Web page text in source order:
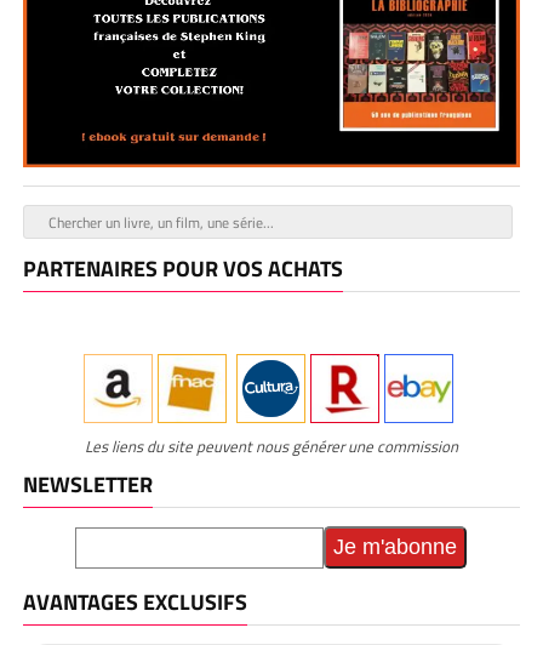
PARTENAIRES POUR VOS ACHATS
Les liens du site peuvent nous générer une commission
NEWSLETTER
AVANTAGES EXCLUSIFS